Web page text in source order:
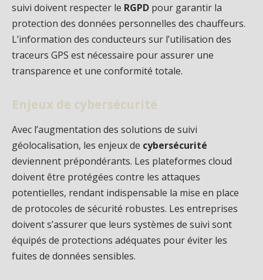
suivi doivent respecter le RGPD pour garantir la
protection des données personnelles des chauffeurs.
L’information des conducteurs sur l’utilisation des
traceurs GPS est nécessaire pour assurer une
transparence et une conformité totale.
Enjeux de cybersécurité
Avec l’augmentation des solutions de suivi
géolocalisation, les enjeux de cybersécurité
deviennent prépondérants. Les plateformes cloud
doivent être protégées contre les attaques
potentielles, rendant indispensable la mise en place
de protocoles de sécurité robustes. Les entreprises
doivent s’assurer que leurs systèmes de suivi sont
équipés de protections adéquates pour éviter les
fuites de données sensibles.